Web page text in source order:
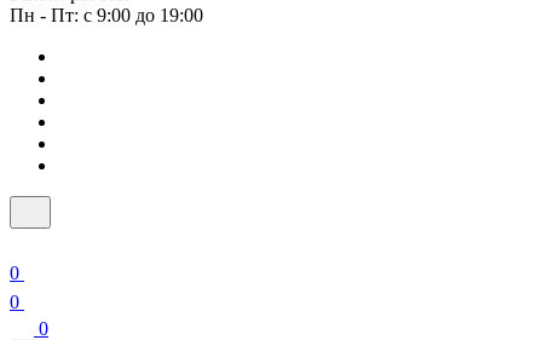
Пн - Пт: с 9:00 до 19:00
0
0
0